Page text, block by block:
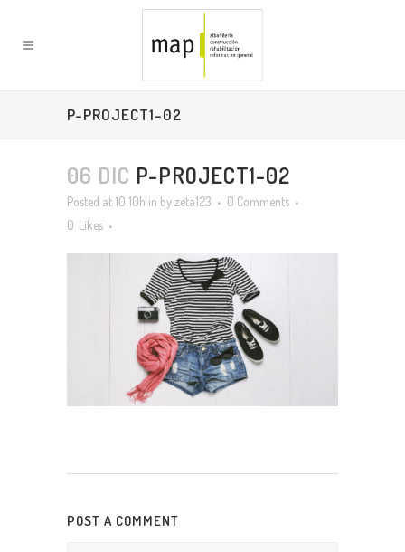
P-PROJECT1-02
06 DIC P-PROJECT1-02
Posted at 10:10h in byzeta123
0 Comments
0 Likes
POST A COMMENT